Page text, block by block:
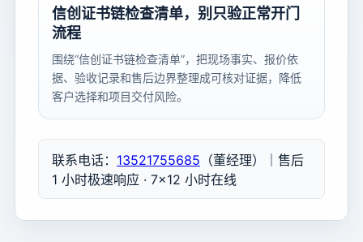
信创证书链检查清单，别只验正常开门
流程
围绕“信创证书链检查清单”，把现场事实、报价依
据、验收记录和售后边界整理成可核对证据，降低
客户选择和项目交付风险。
联系电话： 13521755685 （董经理）｜售后
1 小时极速响应 · 7×12 小时在线